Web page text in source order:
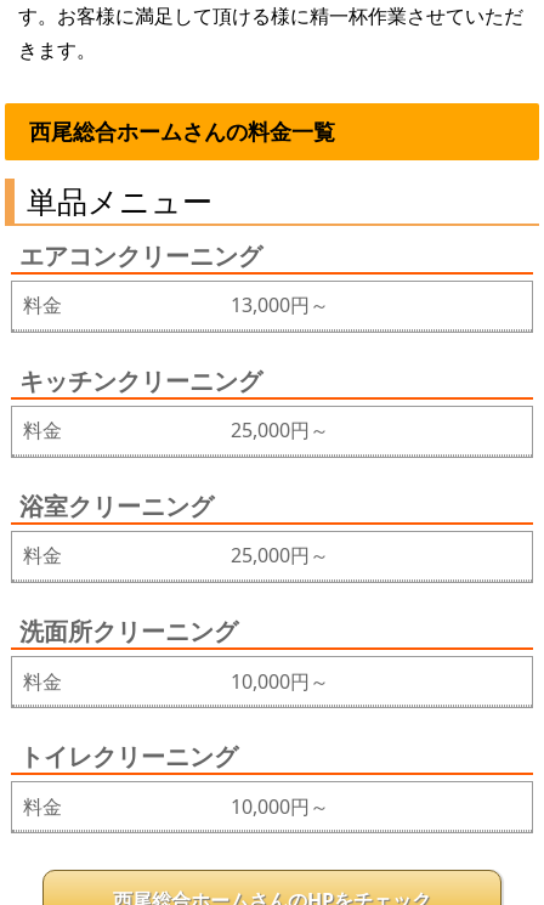
す。お客様に満足して頂ける様に精一杯作業させていただ
きます。
西尾総合ホームさんの料金一覧
単品メニュー
エアコンクリーニング
料金 13,000円～
キッチンクリーニング
料金 25,000円～
浴室クリーニング
料金 25,000円～
洗面所クリーニング
料金 10,000円～
トイレクリーニング
料金 10,000円～